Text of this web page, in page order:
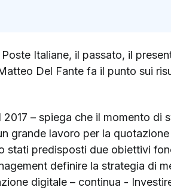
Italiane, il passato, il
Del Fante fa il punto sui
– spiega che il momento di
grande lavoro per la
stati predisposti due obiettivi
definire la strategia di
digitale – continua -